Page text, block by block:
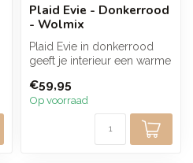
Plaid Evie - Donkerrood
- Wolmix
Plaid Evie in donkerrood
geeft je interieur een warme
€59,95
Op voorraad